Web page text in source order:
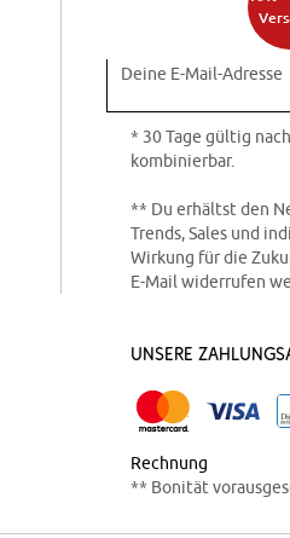
Deine E-Mail-Adresse
* 30 Tage gültig
kombinierbar.
** Du erhältst den
Trends, Sales und
Wirkung für die
E-Mail widerrufen
Unsere
Rechnung
** Bonität